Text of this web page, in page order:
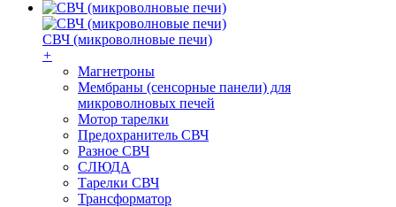
СВЧ (микроволновые печи)
+
Магнетроны
Мембраны (сенсорные панели) для
микроволновых печей
Мотор тарелки
Предохранитель СВЧ
Разное СВЧ
СЛЮДА
Тарелки СВЧ
Трансформатор